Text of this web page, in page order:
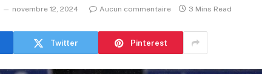
novembre 12, 2024 Aucun commentaire 3 Mins Read
Twitter Pinterest